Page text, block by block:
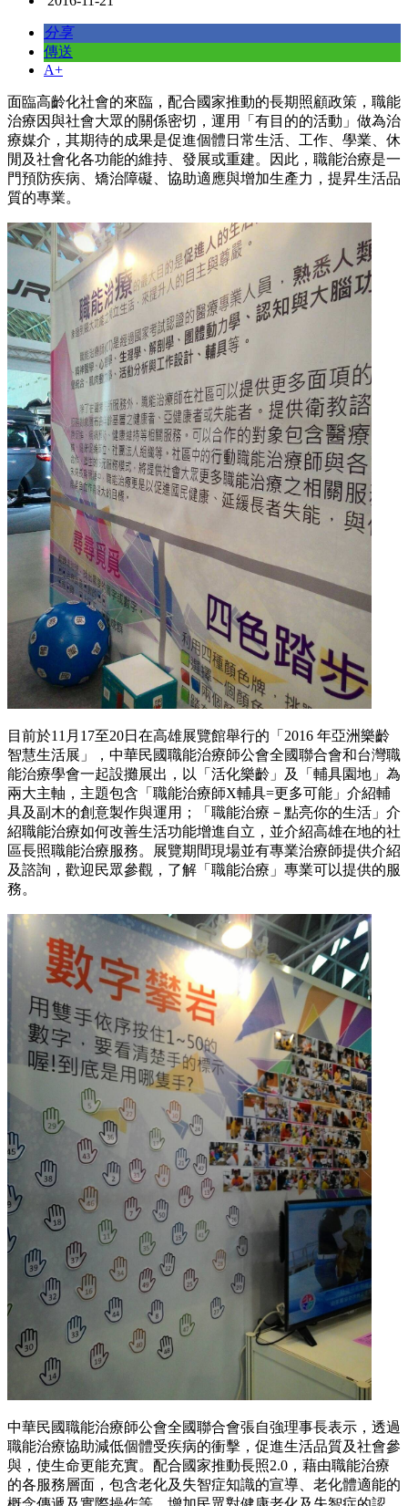
分享
傳送
A+
面臨高齡化社會的來臨，配合國家推動的長期照顧政策，職能
治療因與社會大眾的關係密切，運用「有目的的活動」做為治
療媒介，其期待的成果是促進個體日常生活、工作、學業、休
閒及社會化各功能的維持、發展或重建。因此，職能治療是一
門預防疾病、矯治障礙、協助適應與增加生產力，提昇生活品
質的專業。
目前於11月17至20日在高雄展覽館舉行的「2016 年亞洲樂齡
智慧生活展」，中華民國職能治療師公會全國聯合會和台灣職
能治療學會一起設攤展出，以「活化樂齡」及「輔具園地」為
兩大主軸，主題包含「職能治療師X輔具=更多可能」介紹輔
具及副木的創意製作與運用；「職能治療－點亮你的生活」介
紹職能治療如何改善生活功能增進自立，並介紹高雄在地的社
區長照職能治療服務。展覽期間現場並有專業治療師提供介紹
及諮詢，歡迎民眾參觀，了解「職能治療」專業可以提供的服
務。
中華民國職能治療師公會全國聯合會張自強理事長表示，透過
職能治療協助減低個體受疾病的衝擊，促進生活品質及社會參
與，使生命更能充實。配合國家推動長照2.0，藉由職能治療
的各服務層面，包含老化及失智症知識的宣導、老化體適能的